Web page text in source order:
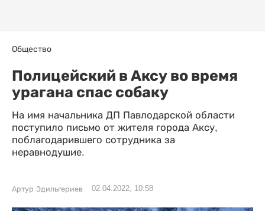
Общество
Полицейский в Аксу во время
урагана спас собаку
На имя начальника ДП Павлодарской области
поступило письмо от жителя города Аксу,
поблагодарившего сотрудника за
неравнодушие.
Артур Эдильгериев 02.04.2022, 10:58